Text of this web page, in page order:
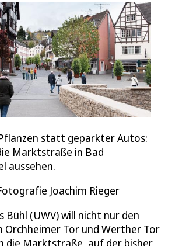
statt geparkter Autos:
Marktstraße in Bad
aussehen.
Joachim Rieger
(UWV) will nicht nur den
Orchheimer Tor und Werther Tor
die Marktstraße, auf der bisher